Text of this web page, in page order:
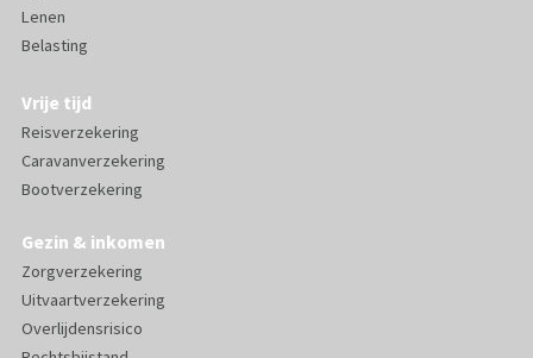
Lenen
Belasting
Vrije tijd
Reisverzekering
Caravanverzekering
Bootverzekering
Gezin & inkomen
Zorgverzekering
Uitvaartverzekering
Overlijdensrisico